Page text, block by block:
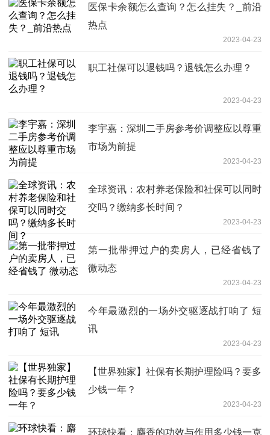
医保卡余额怎么查询？怎么挂失？_前沿
热点
2023-04-23
职工社保可以退钱吗？退钱怎么办理？
2023-04-23
李宇嘉：深圳二手房参考价调整应以尊重
市场为前提
2023-04-23
全球资讯：农村养老保险和社保可以同时
交吗？缴纳多长时间？
2023-04-23
第一批带押过户的卖房人，已经省钱了
微动态
2023-04-23
今年最激烈的一场外交驱逐战打响了 短
讯
2023-04-23
【世界独家】社保有长期护理险吗？要多
少钱一年？
2023-04-23
环球快看：麝香的功效与作用多少钱一克